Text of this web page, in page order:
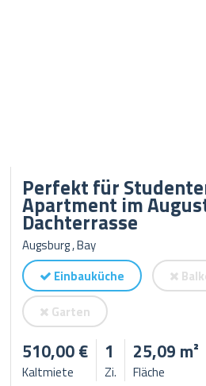
Perfekt für
Apartment im
Dachterrasse
Augsburg , Bay
Einbauküche
Garten
510,00 €
Kaltmiete
1
Zi.
25,09 m²
Fläche